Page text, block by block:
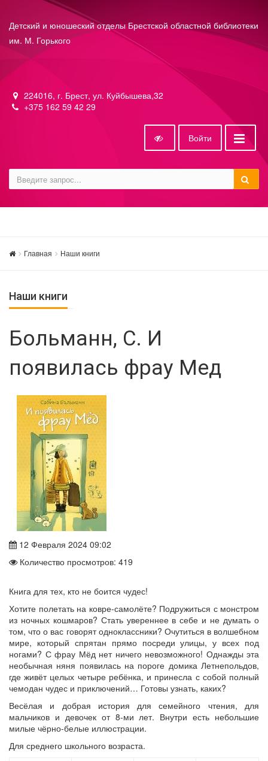
Детский и юношеский отделы Брестской областной библиотеки
им. М. Горького
224016, г. Брест, ул. Куйбышева,32
+375 162 59 42 29
Войти
Главная Наши книги
Наши книги
Больманн, С. И
появилась фрау Мед
12 Февраля 2024 09:02
Количество просмотров: 419
Книга для тех, кто не боится чудес!
Хотите полетать на ковре-самолёте? Подружиться с монстром
из ночных кошмаров? Стать увереннее в себе и не думать о
том, что о вас говорят одноклассники? Очутиться в волшебном
мире, который спрятан прямо посреди улицы, у всех под
ногами? С фрау Мёд нет ничего невозможного! Однажды эта
необычная няня появилась на пороге домика Летнепольдов,
где живёт целых четыре ребёнка, и принесла с собой полный
чемодан чудес и приключений… Готовы узнать, каких?
Весёлая и добрая история для семейного чтения, для
мальчиков и девочек от 8-ми лет. Внутри есть небольшие
милые чёрно-белые иллюстрации.
Для среднего школьного возраста.